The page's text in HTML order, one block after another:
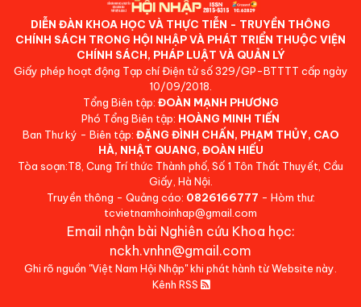
DIỄN ĐÀN KHOA HỌC VÀ THỰC TIỄN - TRUYỀN THÔNG
CHÍNH SÁCH TRONG HỘI NHẬP VÀ PHÁT TRIỂN THUỘC VIỆN
CHÍNH SÁCH, PHÁP LUẬT VÀ QUẢN LÝ
Giấy phép hoạt động Tạp chí Điện tử số 329/GP-BTTTT cấp ngày
10/09/2018.
Tổng Biên tập: ĐOÀN MẠNH PHƯƠNG
Phó Tổng Biên tập: HOÀNG MINH TIẾN
Ban Thư ký - Biên tập: ĐẶNG ĐÌNH CHẤN, PHẠM THỦY, CAO
HÀ, NHẬT QUANG, ĐOÀN HIẾU
Tòa soạn:T8, Cung Trí thức Thành phố, Số 1 Tôn Thất Thuyết, Cầu
Giấy, Hà Nội.
Truyền thông - Quảng cáo: 0826166777 - Hòm thư:
tcvietnamhoinhap@gmail.com
Email nhận bài Nghiên cứu Khoa học:
nckh.vnhn@gmail.com
Ghi rõ nguồn "Việt Nam Hội Nhập" khi phát hành từ Website này.
Kênh RSS